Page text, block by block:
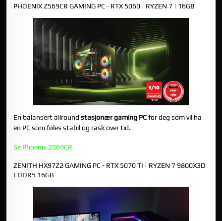
PHOENIX Z569CR GAMING PC - RTX 5060 | RYZEN 7 | 16GB
En balansert allroundstasjonær gaming PCfor deg som vil ha
en PC som føles stabil og rask over tid.
Se Phoenix Z569CR
ZENITH HX97Z2 GAMING PC - RTX 5070 TI | RYZEN 7 9800X3D
| DDR5 16GB